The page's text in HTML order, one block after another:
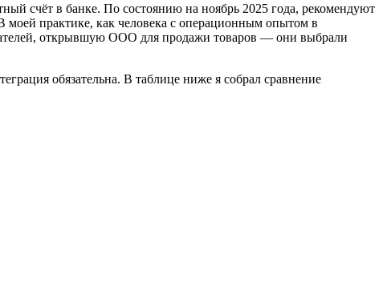
счёт в банке. По состоянию на ноябрь 2025 года, рекомендуют
практике, как человека с операционным опытом в
открывшую ООО для продажи товаров — они выбрали
обязательна. В таблице ниже я собрал сравнение